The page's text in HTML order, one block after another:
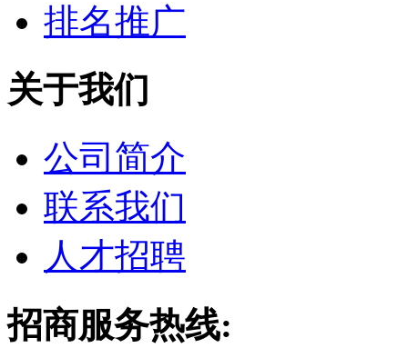
排名推广
关于我们
公司简介
联系我们
人才招聘
招商服务热线: